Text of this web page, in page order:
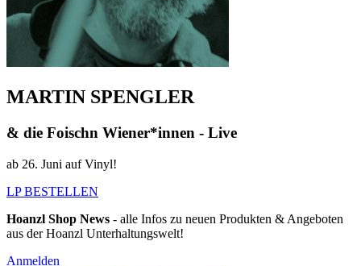
MARTIN SPENGLER
& die Foischn Wiener*innen - Live
ab 26. Juni auf Vinyl!
LP BESTELLEN
Hoanzl Shop News - alle Infos zu neuen Produkten & Angeboten
aus der Hoanzl Unterhaltungswelt!
Anmelden